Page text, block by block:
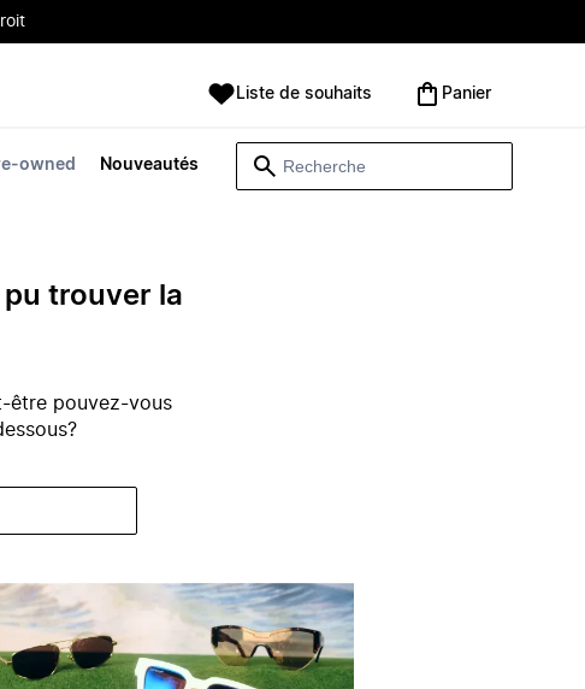
owned Nouveautés
Liste de souhaits Panier
trouver la
être pouvez-vous